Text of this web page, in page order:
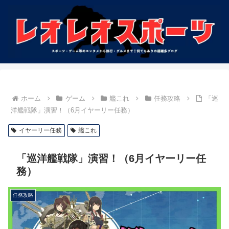
ホーム ゲーム 艦これ 任務攻略
「巡
洋艦戦隊」演習！（6月イヤーリー任務）
イヤーリー任務 艦これ
「巡洋艦戦隊」演習！（6月イヤーリー任
務）
任務攻略